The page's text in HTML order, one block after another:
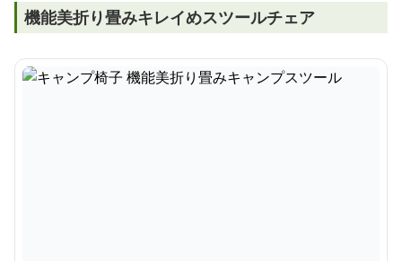
機能美折り畳みキレイめスツールチェア